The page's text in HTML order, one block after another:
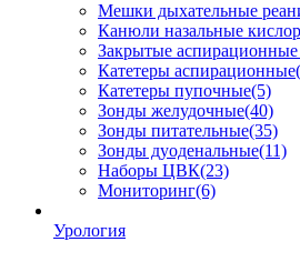
Мешки дыхательные
Канюли назальные
Закрытые
Катетеры аспирационные
Катетеры пупочные(5)
Зонды желудочные(40)
Зонды питательные(35)
Зонды дуоденальные(11)
Наборы ЦВК(23)
Мониторинг(6)
Урология